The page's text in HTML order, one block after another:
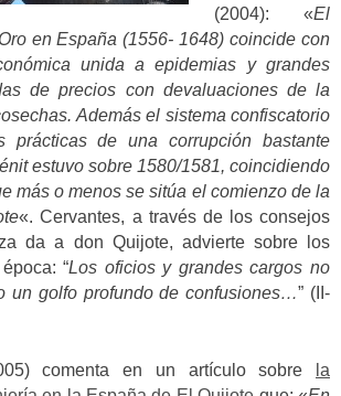
(2004): «El
en España (1556- 1648) coincide con
unida a epidemias y grandes
de precios con devaluaciones de la
Además el sistema confiscatorio
prácticas de una corrupción bastante
estuvo sobre 1580/1581, coincidiendo
más o menos se sitúa el comienzo de la
«. Cervantes, a través de los consejos
da a don Quijote, advierte sobre los
“Los oficios y grandes cargos no
un golfo profundo de confusiones…” (II-
comenta en un artículo sobre
la